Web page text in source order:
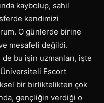
kaybolup, sahil
kendimizi
O günlerde birine
mesafeli değildi.
bu işin uzmanları, işte
Üniversiteli Escort
bir birliktelikten çok
gençliğin verdiği o